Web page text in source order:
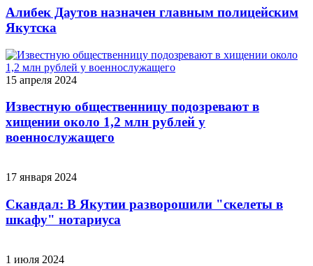
Алибек Даутов назначен главным полицейским
Якутска
15 апреля 2024
Известную общественницу подозревают в
хищении около 1,2 млн рублей у
военнослужащего
17 января 2024
Скандал: В Якутии разворошили "скелеты в
шкафу" нотариуса
1 июля 2024